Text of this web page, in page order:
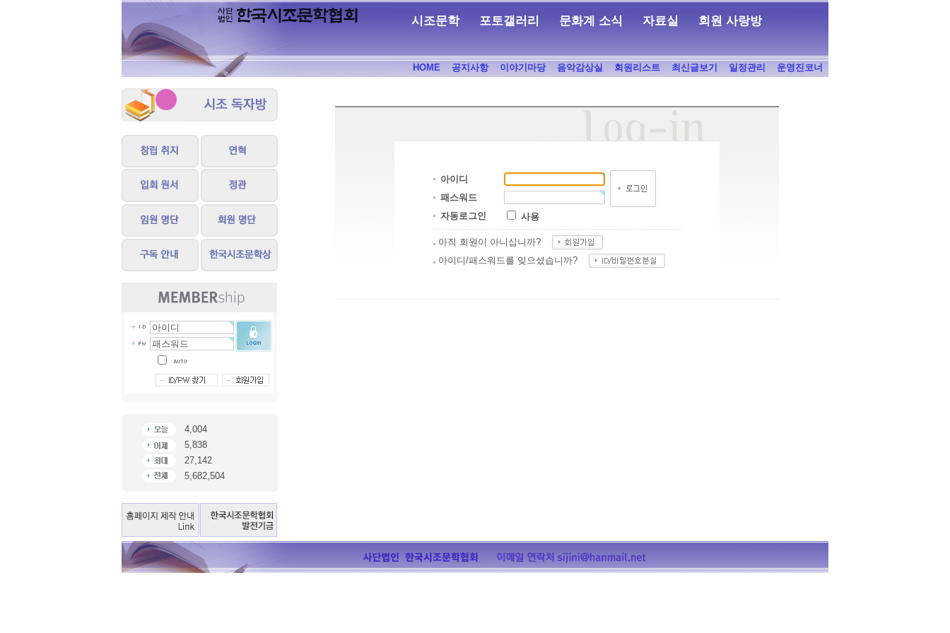
시조문학 포토갤러리 문화계 소식 자료실 회원 사랑방
HOME 공지사항 이야기마당 음악감상실 회원리스트 최신글보기 일정관리 운영진코너
4,004
5,838
27,142
5,682,504
아이디
패스워드
자동로그인
사용
아직 회원이 아니십니까?
아이디/패스워드를 잊으셨습니까?